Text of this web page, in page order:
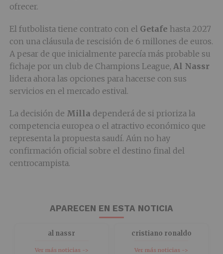
ofrecer.
El futbolista tiene contrato con el Getafe hasta 2027
con una cláusula de rescisión de 6 millones de euros.
A pesar de que inicialmente parecía más probable su
fichaje por un club de Champions League, Al Nassr
lidera ahora las opciones para hacerse con sus
servicios en el mercado estival.
La decisión de Milla dependerá de si prioriza la
competencia europea o el atractivo económico que
representa la propuesta saudí. Aún no hay
confirmación oficial sobre el destino final del
centrocampista.
APARECEN EN ESTA NOTICIA
al nassr
Ver más noticias ->
cristiano ronaldo
Ver más noticias ->